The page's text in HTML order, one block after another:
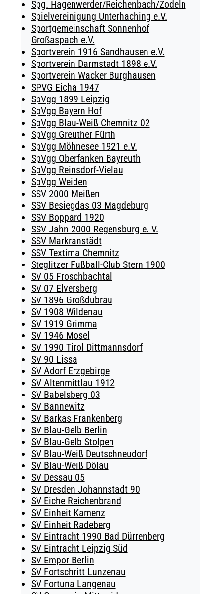
Spg. Hagenwerder/Reichenbach/Zodeln
Spielvereinigung Unterhaching e.V.
Sportgemeinschaft Sonnenhof
Großaspach e.V.
Sportverein 1916 Sandhausen e.V.
Sportverein Darmstadt 1898 e.V.
Sportverein Wacker Burghausen
SPVG Eicha 1947
SpVgg 1899 Leipzig
SpVgg Bayern Hof
SpVgg Blau-Weiß Chemnitz 02
SpVgg Greuther Fürth
SpVgg Möhnesee 1921 e.V.
SpVgg Oberfanken Bayreuth
SpVgg Reinsdorf-Vielau
SpVgg Weiden
SSV 2000 Meißen
SSV Besiegdas 03 Magdeburg
SSV Boppard 1920
SSV Jahn 2000 Regensburg e. V.
SSV Markranstädt
SSV Textima Chemnitz
Steglitzer Fußball-Club Stern 1900
SV 05 Froschbachtal
SV 07 Elversberg
SV 1896 Großdubrau
SV 1908 Wildenau
SV 1919 Grimma
SV 1946 Mosel
SV 1990 Tirol Dittmannsdorf
SV 90 Lissa
SV Adorf Erzgebirge
SV Altenmittlau 1912
SV Babelsberg 03
SV Bannewitz
SV Barkas Frankenberg
SV Blau-Gelb Berlin
SV Blau-Gelb Stolpen
SV Blau-Weiß Deutschneudorf
SV Blau-Weiß Dölau
SV Dessau 05
SV Dresden Johannstadt 90
SV Eiche Reichenbrand
SV Einheit Kamenz
SV Einheit Radeberg
SV Eintracht 1990 Bad Dürrenberg
SV Eintracht Leipzig Süd
SV Empor Berlin
SV Fortschritt Lunzenau
SV Fortuna Langenau